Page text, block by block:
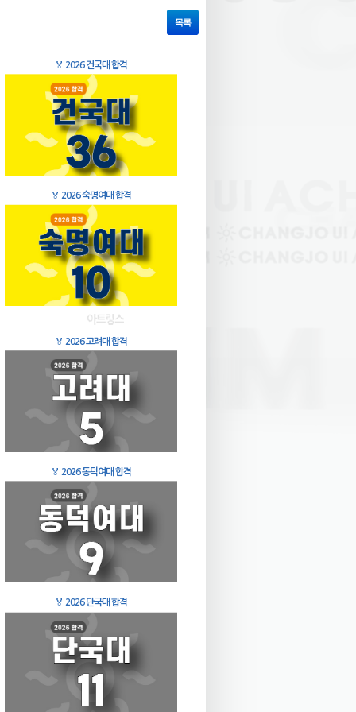
목록
🏅 2026 건국대 합격
🏅 2026 숙명여대 합격
🏅 2026 고려대 합격
🏅 2026 동덕여대 합격
🏅 2026 단국대 합격